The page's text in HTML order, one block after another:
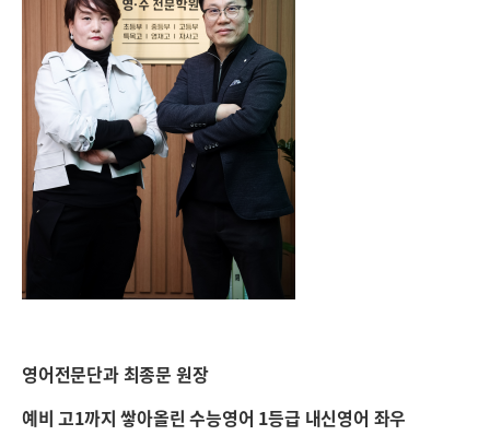
영어전문단과 최종문 원장
예비 고1까지 쌓아올린 수능영어 1등급 내신영어 좌우